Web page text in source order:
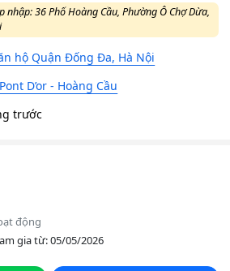
nhập: 36 Phố Hoàng Cầu, Phường Ô Chợ Dừa,
hộ Quận Đống Đa, Hà Nội
Pont D’or - Hoàng Cầu
trước
động
gia từ: 05/05/2026